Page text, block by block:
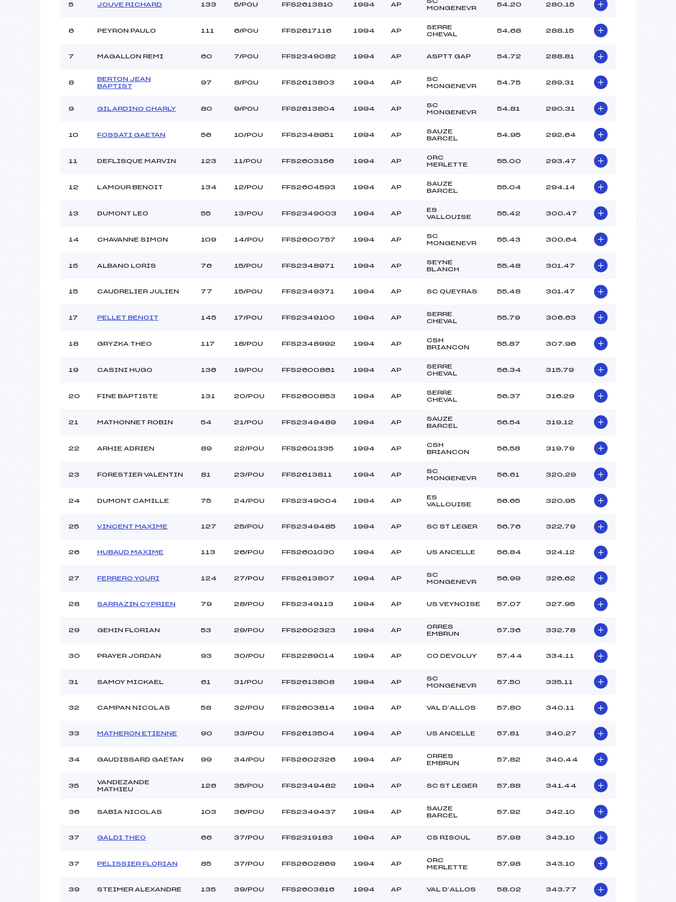
Météo :
VENT VIOLENT
CLUB DES SPORTS (SA)
CLUB DES SPORTS (SA)
Température départ :
-5
Pénalité appliquée :
247.5100
5 JOUVE RICHARD 133 5/POU FFS2613810 1994 AP
MONGENEVR
54.20 280.15
6 PEYRON PAULO 111 6/POU FFS2617116 1994 AP
SERRE
CHEVAL
54.68 288.15
7 MAGALLON REMI 60 7/POU FFS2349082 1994 AP ASPTT GAP 54.72 288.81
8
BERTON JEAN
BAPTIST
97 8/POU FFS2613803 1994 AP
SC
MONGENEVR
54.75 289.31
9 GILARDINO CHARLY 80 9/POU FFS2613804 1994 AP
SC
MONGENEVR
54.81 290.31
10 FOSSATI GAETAN 56 10/POU FFS2348951 1994 AP
SAUZE
BARCEL
54.95 292.64
11 DEFLISQUE MARVIN 123 11/POU FFS2603156 1994 AP
ORC
MERLETTE
55.00 293.47
12 LAMOUR BENOIT 134 12/POU FFS2604593 1994 AP
SAUZE
BARCEL
55.04 294.14
13 DUMONT LEO 55 13/POU FFS2349003 1994 AP
ES
VALLOUISE
55.42 300.47
14 CHAVANNE SIMON 109 14/POU FFS2600757 1994 AP
SC
MONGENEVR
55.43 300.64
15 ALBANO LORIS 76 15/POU FFS2348971 1994 AP
SEYNE
BLANCH
55.48 301.47
15 CAUDRELIER JULIEN 77 15/POU FFS2349371 1994 AP SC QUEYRAS 55.48 301.47
17 PELLET BENOIT 145 17/POU FFS2349100 1994 AP
SERRE
CHEVAL
55.79 306.63
18 GRYZKA THEO 117 18/POU FFS2348992 1994 AP
CSH
BRIANCON
55.87 307.96
19 CASINI HUGO 136 19/POU FFS2600861 1994 AP
SERRE
CHEVAL
56.34 315.79
20 FINE BAPTISTE 131 20/POU FFS2600853 1994 AP
SERRE
CHEVAL
56.37 316.29
21 MATHONNET ROBIN 54 21/POU FFS2349489 1994 AP
SAUZE
BARCEL
56.54 319.12
22 ARHIE ADRIEN 89 22/POU FFS2601335 1994 AP
CSH
BRIANCON
56.58 319.79
23 FORESTIER VALENTIN 81 23/POU FFS2613811 1994 AP
SC
MONGENEVR
56.61 320.29
24 DUMONT CAMILLE 75 24/POU FFS2349004 1994 AP
ES
VALLOUISE
56.65 320.95
25 VINCENT MAXIME 127 25/POU FFS2349485 1994 AP SC ST LEGER 56.76 322.79
26 HUBAUD MAXIME 113 26/POU FFS2601030 1994 AP US ANCELLE 56.84 324.12
27 FERRERO YOURI 124 27/POU FFS2613807 1994 AP
SC
MONGENEVR
56.99 326.62
28 SARRAZIN CYPRIEN 79 28/POU FFS2349113 1994 AP US VEYNOISE 57.07 327.95
29 GEHIN FLORIAN 53 29/POU FFS2602323 1994 AP
ORRES
EMBRUN
57.36 332.78
30 PRAYER JORDAN 93 30/POU FFS2289014 1994 AP CO DEVOLUY 57.44 334.11
31 SAMOY MICKAEL 61 31/POU FFS2613808 1994 AP
SC
MONGENEVR
57.50 335.11
32 CAMPAN NICOLAS 58 32/POU FFS2603814 1994 AP VAL D’ALLOS 57.80 340.11
33 MATHERON ETIENNE 90 33/POU FFS2613504 1994 AP US ANCELLE 57.81 340.27
34 GAUDISSARD GAETAN 99 34/POU FFS2602326 1994 AP
ORRES
EMBRUN
57.82 340.44
35
VANDEZANDE
MATHIEU
126 35/POU FFS2349482 1994 AP SC ST LEGER 57.88 341.44
36 SABIA NICOLAS 103 36/POU FFS2349437 1994 AP
SAUZE
BARCEL
57.92 342.10
37 GALDI THEO 66 37/POU FFS2319183 1994 AP CS RISOUL 57.98 343.10
37 PELISSIER FLORIAN 85 37/POU FFS2602869 1994 AP
ORC
MERLETTE
57.98 343.10
39 STEIMER ALEXANDRE 135 39/POU FFS2603816 1994 AP VAL D’ALLOS 58.02 343.77